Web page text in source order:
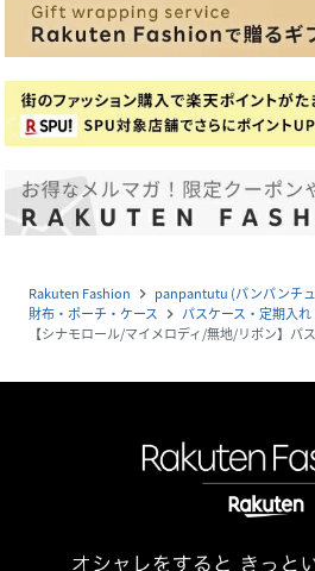
Rakuten Fashion navigate_next panpantutu (パンパンチ
財布・ポーチ・ケース navigate_next パスケース・定期入れ
【シナモロール/マイメロディ/無地/リボン】パ